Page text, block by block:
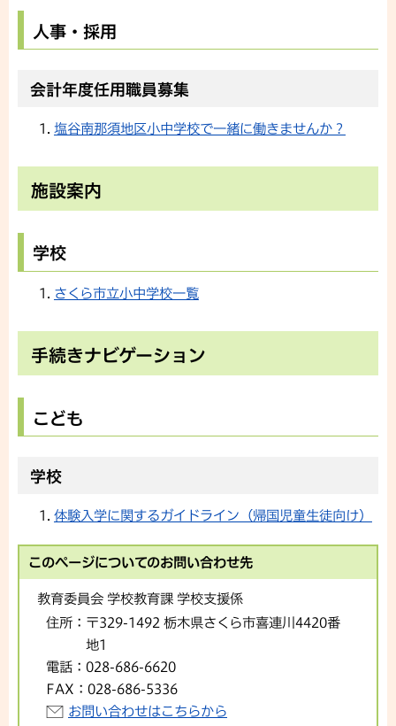
人事・採用
会計年度任用職員募集
塩谷南那須地区小中学校で一緒に働きませんか？
施設案内
学校
さくら市立小中学校一覧
手続きナビゲーション
こども
学校
体験入学に関するガイドライン（帰国児童生徒向け）
このページについてのお問い合わせ先
教育委員会 学校教育課 学校支援係
住所： 〒329-1492 栃木県さくら市喜連川4420番
地1
電話： 028-686-6620
FAX： 028-686-5336
お問い合わせはこちらから